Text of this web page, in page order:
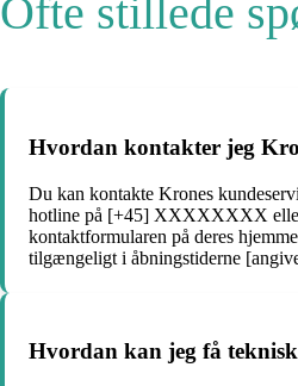
Ofte stillede
Hvordan kontakter jeg
Du kan kontakte Krones
hotline på [+45] XXXXXXXX
kontaktformularen på deres
tilgængeligt i åbningstiderne
Hvordan kan jeg få